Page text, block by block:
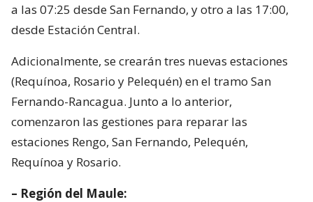
a las 07:25 desde San Fernando, y otro a las 17:00,
desde Estación Central.
Adicionalmente, se crearán tres nuevas estaciones
(Requínoa, Rosario y Pelequén) en el tramo San
Fernando-Rancagua. Junto a lo anterior,
comenzaron las gestiones para reparar las
estaciones Rengo, San Fernando, Pelequén,
Requínoa y Rosario.
– Región del Maule: